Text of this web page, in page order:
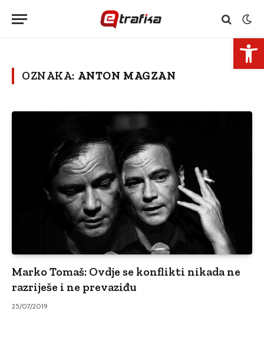
OZNAKA: ANTON MAGZAN
Marko Tomaš: Ovdje se konflikti nikada ne
razriješe i ne prevaziđu
25/07/2019